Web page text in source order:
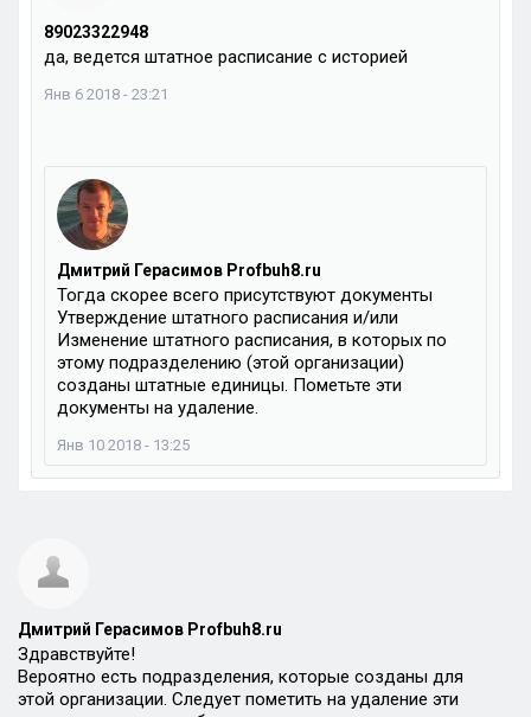
89023322948
да, ведется штатное расписание с историей
Янв 6 2018 - 23:21
Дмитрий Герасимов Profbuh8.ru
Тогда скорее всего присутствуют документы
Утверждение штатного расписания и/или
Изменение штатного расписания, в которых по
этому подразделению (этой организации)
созданы штатные единицы. Пометьте эти
документы на удаление.
Янв 10 2018 - 13:25
Дмитрий Герасимов Profbuh8.ru
Здравствуйте!
Вероятно есть подразделения, которые созданы для
этой организации. Следует пометить на удаление эти